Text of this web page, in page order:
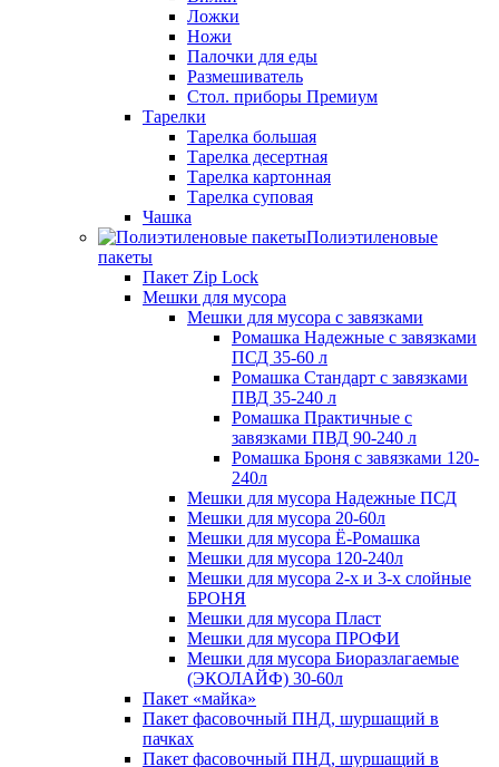
Ложки
Ножи
Палочки для еды
Размешиватель
Стол. приборы Премиум
Тарелки
Тарелка большая
Тарелка десертная
Тарелка картонная
Тарелка суповая
Чашка
Полиэтиленовые
пакеты
Пакет Zip Lock
Мешки для мусора
Мешки для мусора с завязками
Ромашка Надежные с завязками
ПСД 35-60 л
Ромашка Стандарт с завязками
ПВД 35-240 л
Ромашка Практичные с
завязками ПВД 90-240 л
Ромашка Броня с завязками 120-
240л
Мешки для мусора Надежные ПСД
Мешки для мусора 20-60л
Мешки для мусора Ё-Ромашка
Мешки для мусора 120-240л
Мешки для мусора 2-х и 3-х слойные
БРОНЯ
Мешки для мусора Пласт
Мешки для мусора ПРОФИ
Мешки для мусора Биоразлагаемые
(ЭКОЛАЙФ) 30-60л
Пакет «майка»
Пакет фасовочный ПНД, шуршащий в
пачках
Пакет фасовочный ПНД, шуршащий в